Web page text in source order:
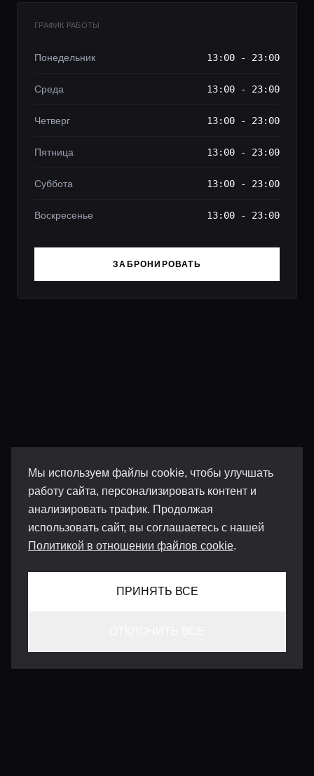
Мы используем файлы cookie, чтобы улучшать
работу сайта, персонализировать контент и
анализировать трафик. Продолжая
использовать сайт, вы соглашаетесь с нашей
Политикой в отношении файлов cookie.
ПРИНЯТЬ ВСЕ
ГРАФИК РАБОТЫ
Понедельник 13:00 - 23:00
Среда 13:00 - 23:00
Четверг 13:00 - 23:00
Пятница 13:00 - 23:00
Суббота 13:00 - 23:00
Воскресенье 13:00 - 23:00
ЗАБРОНИРОВАТЬ